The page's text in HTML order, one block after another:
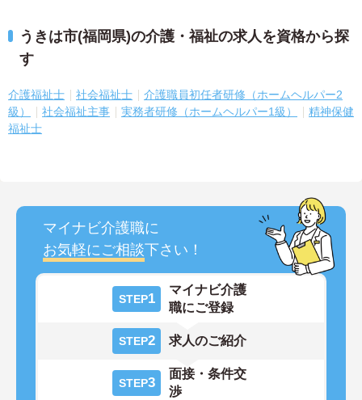
うきは市(福岡県)の介護・福祉の求人を資格から探
す
介護福祉士 社会福祉士
介護職員初任者研修（ホームヘルパー2
級）
社会福祉主事 実務者研修（ホームヘルパー1級）
精神保健
福祉士
マイナビ介護職に
お気軽にご相談下さい！
STEP1
マイナビ介護
職にご登録
STEP2 求人のご紹介
STEP3
面接・条件交
渉